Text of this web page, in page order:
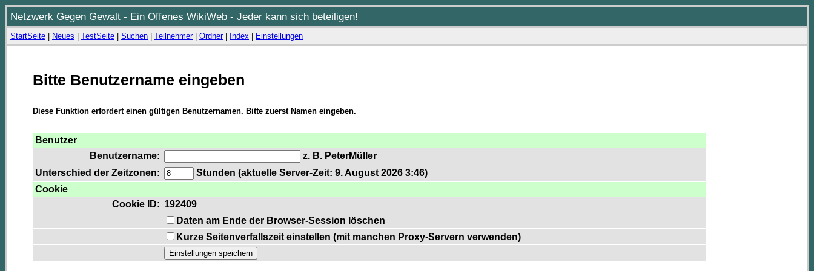
Netzwerk Gegen Gewalt - Ein Offenes WikiWeb - Jeder kann sich beteiligen!
StartSeite Neues TestSeite Suchen Teilnehmer| Ordner| Index Einstellungen
Bitte Benutzername eingeben
Diese Funktion erfordert einen gültigen Benutzernamen. Bitte zuerst Namen eingeben.
Benutzer
Benutzername:
z. B. PeterMüller
Unterschied der Zeitzonen:
Stunden (aktuelle Server-Zeit: 9. August 2026 3:46)
Cookie
Cookie ID: 192409
Daten am Ende der Browser-Session löschen
Kurze Seitenverfallszeit einstellen (mit manchen Proxy-Servern verwenden)